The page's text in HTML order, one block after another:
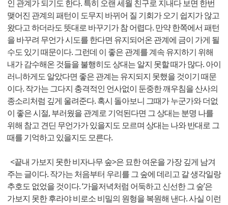
인 관계가 되기도 한다. 특히 오랜 세월 친구로 지내다 보면 한번
맺어진 관계의 패턴이 도무지 바뀌어 질 기회가 오기 쉽지가 않고
왔다고 하더라도 뜻대로 바꾸기가 참 어렵다. 만약 한쪽에서 패턴
을 바꾸려 무언가 시도를 한다면 유지되어온 관계에 금이 가게 될
수도 있기 때문이다. 그런데 이 좋은 관계를 계속 유지하기 위해
내가 감수해온 것들을 불행히도 상대는 알지 못할 때가 많다. 아이
러니하게도 알았다면 좋은 관계는 유지되지 못했을 것이기 때문
이다. 작가는 그다지 충격적인 언사없이 둔중한 깨우침을 산사의
종소리처럼 깊게 울려준다. 혹시 돌아보니 그때가 누군가와 더없
이 좋은 시절, 부러웠을 관계로 기억된다면 그 상대는 분명 나를
위해 참고 견딘 무언가가 있을지도 모르며 상대는 나와 반대로 그
때를 기억하고 있을지도 모른다.
<끝내 가보지 못한 비자나무 숲>은 묘한 여운을 가장 깊게 남겨
주는 글이다. 작가는 처음부터 우리를 그 숲에 데리고 갈 생각일랑
추호도 없었을 것이다. ‘가을저녁처럼 어둑하고 신선한 그 숲’은
가보지 못한 후라야 비로소 비밀의 원형을 복원해 낸다. 사실 이런